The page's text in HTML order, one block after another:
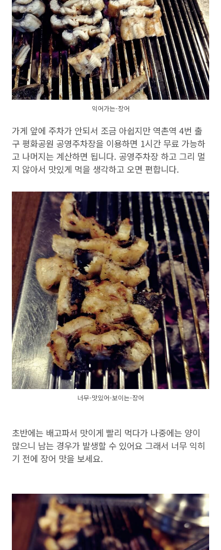
익어가는-장어
가게 앞에 주차가 안되서 조금 아쉽지만 역촌역 4번 출
구 평화공원 공영주차장을 이용하면 1시간 무료 가능하
고 나머지는 계산하면 됩니다. 공영주차장 하고 그리 멀
지 않아서 맛있게 먹을 생각하고 오면 편합니다.
너무-맛있어-보이는-장어
초반에는 배고파서 맛이게 빨리 먹다가 나중에는 양이
많으니 남는 경우가 발생할 수 있어요 그래서 너무 익히
기 전에 장어 맛을 보세요.